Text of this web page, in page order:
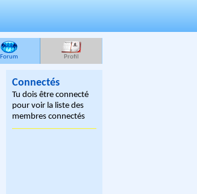
Forum Profil
Connectés
Tu dois être connecté
pour voir la liste des
membres connectés